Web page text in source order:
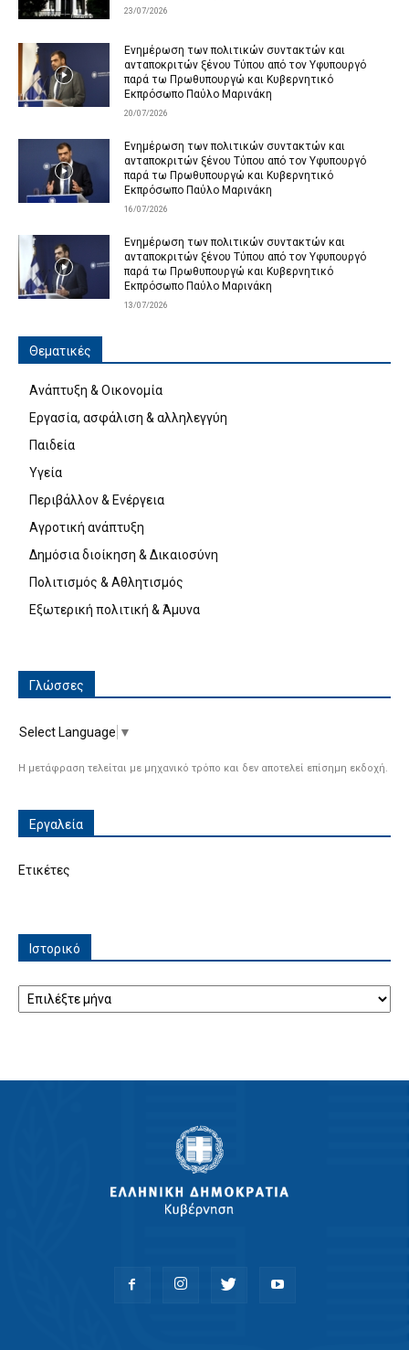
23/07/2026
Ενημέρωση των πολιτικών συντακτών και
ανταποκριτών ξένου Τύπου από τον Υφυπουργό
παρά τω Πρωθυπουργώ και Κυβερνητικό
Εκπρόσωπο Παύλο Μαρινάκη
20/07/2026
Ενημέρωση των πολιτικών συντακτών και
ανταποκριτών ξένου Τύπου από τον Υφυπουργό
παρά τω Πρωθυπουργώ και Κυβερνητικό
Εκπρόσωπο Παύλο Μαρινάκη
16/07/2026
Ενημέρωση των πολιτικών συντακτών και
ανταποκριτών ξένου Τύπου από τον Υφυπουργό
παρά τω Πρωθυπουργώ και Κυβερνητικό
Εκπρόσωπο Παύλο Μαρινάκη
13/07/2026
Θεματικές
Ανάπτυξη & Οικονομία
Εργασία, ασφάλιση & αλληλεγγύη
Παιδεία
Υγεία
Περιβάλλον & Ενέργεια
Αγροτική ανάπτυξη
Δημόσια διοίκηση & Δικαιοσύνη
Πολιτισμός & Αθλητισμός
Εξωτερική πολιτική & Άμυνα
Γλώσσες
Select Language ▼
Η μετάφραση τελείται με μηχανικό τρόπο και δεν αποτελεί επίσημη εκδοχή.
Εργαλεία
Ετικέτες
Ιστορικό